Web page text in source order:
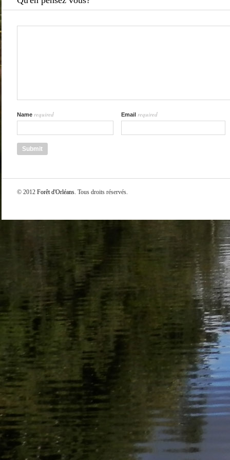
Name required Email required
© 2012 Forêt d'Orléans. Tous droits réservés.